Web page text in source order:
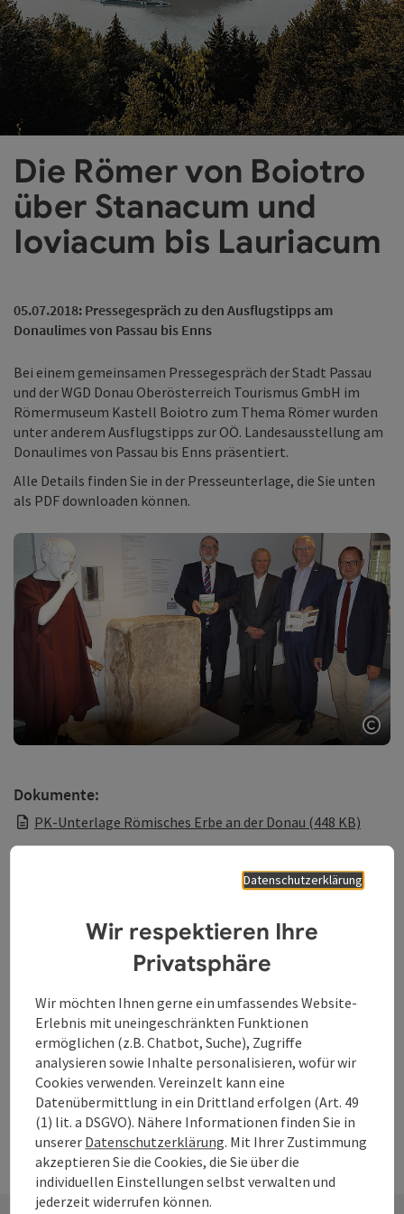
©
Die Römer von Boiotro
über Stanacum und
Ioviacum bis Lauriacum
05.07.2018: Pressegespräch zu den Ausflugstipps am
Donaulimes von Passau bis Enns
Bei einem gemeinsamen Pressegespräch der Stadt Passau
und der WGD Donau Oberösterreich Tourismus GmbH im
Römermuseum Kastell Boiotro zum Thema Römer wurden
unter anderem Ausflugstipps zur OÖ. Landesausstellung am
Donaulimes von Passau bis Enns präsentiert.
Alle Details finden Sie in der Presseunterlage, die Sie unten
als PDF downloaden können.
Dokumente:
PK-Unterlage Römisches Erbe an der Donau (448 KB)
+43 732 7277-800
+43 732 7277-804
E-Mail
info@donauregion.at
Web
www.donauregion.at
Online Medienservice: presse.donauregion.at
Datenschutzerklärung
Wir respektieren Ihre
Privatsphäre
Wir möchten Ihnen gerne ein umfassendes Website-
Erlebnis mit uneingeschränkten Funktionen
ermöglichen (z.B. Chatbot, Suche), Zugriffe
analysieren sowie Inhalte personalisieren, wofür wir
Cookies verwenden. Vereinzelt kann eine
Datenübermittlung in ein Drittland erfolgen (Art. 49
(1) lit. a DSGVO). Nähere Informationen finden Sie in
unserer Datenschutzerklärung. Mit Ihrer Zustimmung
akzeptieren Sie die Cookies, die Sie über die
individuellen Einstellungen selbst verwalten und
jederzeit widerrufen können.